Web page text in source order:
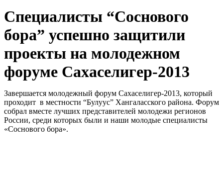
Специалисты “Соснового
бора” успешно защитили
проекты на молодежном
форуме Сахаселигер-2013
Завершается молодежный форум Сахаселигер-2013, который
проходит в местности “Булуус” Хангаласского района. Форум
собрал вместе лучших представителей молодежи регионов
России, среди которых были и наши молодые специалисты
«Соснового бора».